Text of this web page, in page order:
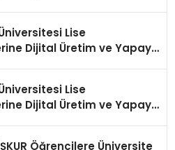
Lise
Dijital Üretim ve Yapay
Lise
Dijital Üretim ve Yapay
Öğrencilere Üniversite